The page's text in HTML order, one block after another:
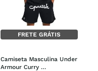
FRETE GRÁTIS
Camiseta Masculina Under
Armour Curry